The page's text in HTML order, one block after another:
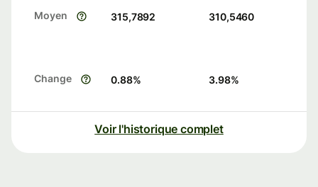
Moyen 315,7892 310,5460
Change 0.88% 3.98%
Voir l'historique complet